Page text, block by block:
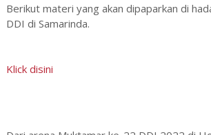
Berikut materi yang akan dipaparkan di
DDI di Samarinda.
Klick disini